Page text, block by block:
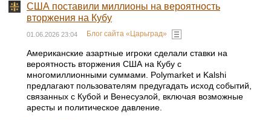
США поставили миллионы на вероятность
вторжения на Кубу
01.06.2026 23:04 Блог сайта «Царьград»
Американские азартные игроки сделали ставки на
вероятность вторжения США на Кубу с
многомиллионными суммами. Polymarket и Kalshi
предлагают пользователям предугадать исход событий,
связанных с Кубой и Венесуэлой, включая возможные
аресты и политическое давление.